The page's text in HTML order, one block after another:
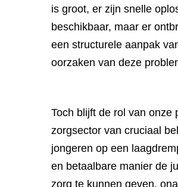
is groot, er zijn snelle
beschikbaar, maar er
een structurele aanpak
oorzaken van deze
Toch blijft de rol van onze
zorgsector van cruciaal
jongeren op een
en betaalbare manier de
zorg te kunnen geven,